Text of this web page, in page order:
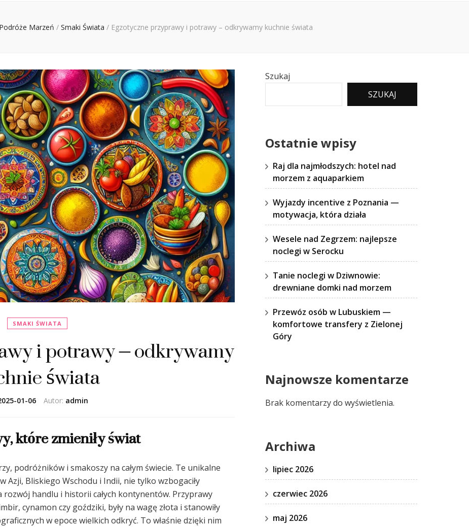
Podróże Marzeń / Smaki Świata / Egzotyczne przyprawy i potrawy – odkrywamy kuchnie świata
SMAKI ŚWIATA
i potrawy – odkrywamy
świata
Autor: admin
01-06
które zmieniły świat
podróżników i smakoszy na całym świecie. Te unikalne
Azji, Bliskiego Wschodu i Indii, nie tylko wzbogaciły
rozwój handlu i historii całych kontynentów. Przyprawy
cynamon czy goździki, były na wagę złota i stanowiły
w epoce wielkich odkryć. To właśnie dzięki nim
Szukaj
SZUKAJ
Ostatnie wpisy
Raj dla najmłodszych: hotel nad
morzem z aquaparkiem
Wyjazdy incentive z Poznania —
motywacja, która działa
Wesele nad Zegrzem: najlepsze
noclegi w Serocku
Tanie noclegi w Dziwnowie:
drewniane domki nad morzem
Przewóz osób w Lubuskiem —
komfortowe transfery z Zielonej
Góry
Najnowsze komentarze
Brak komentarzy do wyświetlenia.
Archiwa
lipiec 2026
czerwiec 2026
maj 2026